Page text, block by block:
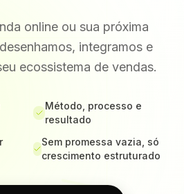
online ou sua próxima
integramos e
ecossistema de vendas.
Método, processo e
resultado
Sem promessa vazia, só
crescimento estruturado